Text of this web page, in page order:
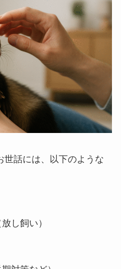
世話には、以下のような
し飼い）